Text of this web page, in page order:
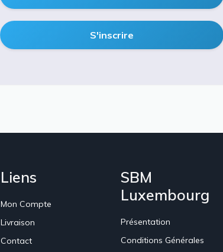
S'inscrire
Liens
Mon Compte
Livraison
Contact
SBM
Luxembourg
Présentation
Conditions Générales